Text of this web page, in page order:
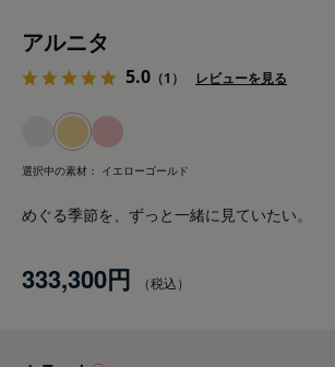
アルニタ
5.0 （1） レビューを見る
選択中の素材： イエローゴールド
めぐる季節を、ずっと一緒に見ていたい。
333,300円